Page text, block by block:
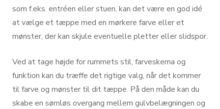
som f.eks. entréen eller stuen, kan det være en god idé
at vælge et tæppe med en mørkere farve eller et
mønster, der kan skjule eventuelle pletter eller slidspor.
Ved at tage højde for rummets stil, farveskema og
funktion kan du træffe det rigtige valg, når det kommer
til farve og mønster til dit tæppe. På den måde kan du
skabe en sømløs overgang mellem gulvbelægningen og